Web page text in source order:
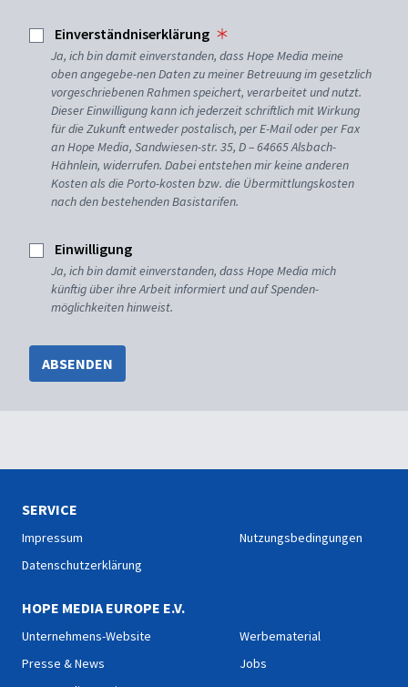
Einverständniserklärung
Ja, ich bin damit einverstanden, dass Hope Media meine
oben angegebe-nen Daten zu meiner Betreuung im gesetzlich
vorgeschriebenen Rahmen speichert, verarbeitet und nutzt.
Dieser Einwilligung kann ich jederzeit schriftlich mit Wirkung
für die Zukunft entweder postalisch, per E-Mail oder per Fax
an Hope Media, Sandwiesen-str. 35, D – 64665 Alsbach-
Hähnlein, widerrufen. Dabei entstehen mir keine anderen
Kosten als die Porto-kosten bzw. die Übermittlungskosten
nach den bestehenden Basistarifen.
Einwilligung
Ja, ich bin damit einverstanden, dass Hope Media mich
künftig über ihre Arbeit informiert und auf Spenden-
möglichkeiten hinweist.
ABSENDEN
SERVICE
Impressum
Datenschutzerklärung
Nutzungsbedingungen
HOPE MEDIA EUROPE E.V.
Unternehmens-Website
Presse & News
Werbematerial
Jobs